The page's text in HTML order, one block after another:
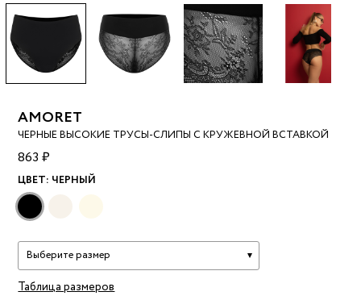
AMORET
ЧЕРНЫЕ ВЫСОКИЕ ТРУСЫ-СЛИПЫ С КРУЖЕВНОЙ ВСТАВКОЙ
863 ₽
ЦВЕТ: ЧЕРНЫЙ
Выберите размер
Таблица размеров